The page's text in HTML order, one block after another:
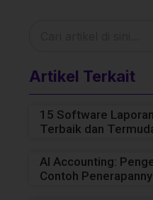
Artikel Terkait
15 Software
Terbaik dan
AI Accounting:
Contoh